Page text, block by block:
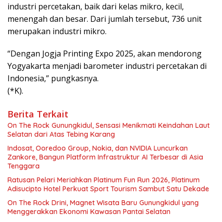
industri percetakan, baik dari kelas mikro, kecil,
menengah dan besar. Dari jumlah tersebut, 736 unit
merupakan industri mikro.
“Dengan Jogja Printing Expo 2025, akan mendorong
Yogyakarta menjadi barometer industri percetakan di
Indonesia,” pungkasnya.
(*K).
Berita Terkait
On The Rock Gunungkidul, Sensasi Menikmati Keindahan Laut
Selatan dari Atas Tebing Karang
Indosat, Ooredoo Group, Nokia, dan NVIDIA Luncurkan
Zankore, Bangun Platform Infrastruktur AI Terbesar di Asia
Tenggara
Ratusan Pelari Meriahkan Platinum Fun Run 2026, Platinum
Adisucipto Hotel Perkuat Sport Tourism Sambut Satu Dekade
On The Rock Drini, Magnet Wisata Baru Gunungkidul yang
Menggerakkan Ekonomi Kawasan Pantai Selatan